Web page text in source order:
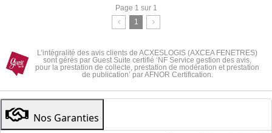
Page 1 sur 1
1
L’intégralité des avis clients de ACXESLOGIS (AXCEA FENETRES)
sont gérés par Guest Suite certifié ‘NF Service gestion des avis,
pour la prestation de collecte, prestation de modération et prestation
de publication’ par AFNOR Certification.
Nos Garanties